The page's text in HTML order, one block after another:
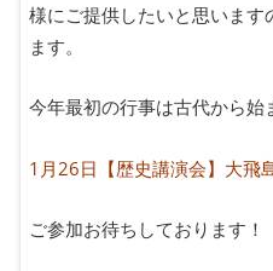
様にご提供したいと思いま
ます。
今年最初の行事は古代から始
1月26日【歴史講演会】大飛
ご参加お待ちしております！